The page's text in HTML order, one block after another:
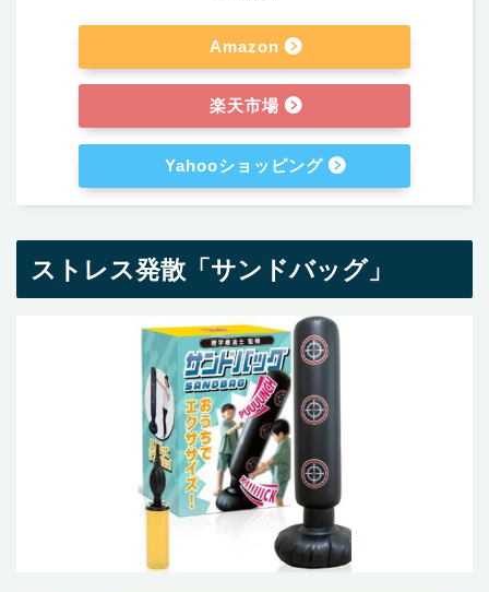
Amazon
楽天市場
Yahooショッピング
ストレス発散「サンドバッグ」